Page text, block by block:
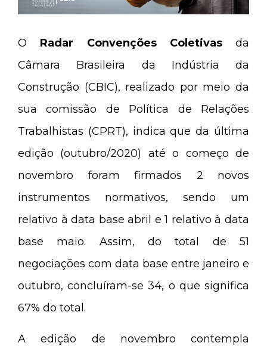
O Radar Convenções Coletivasda
Câmara Brasileira da Indústria da
Construção (CBIC), realizado por meio da
sua comissão de Política de Relações
Trabalhistas (CPRT), indica que da última
edição (outubro/2020) até o começo de
novembro foram firmados 2 novos
instrumentos normativos, sendo um
relativo à data base abril e 1 relativo à data
base maio. Assim, do total de 51
negociações com data base entre janeiro e
outubro, concluíram-se 34, o que significa
67% do total.
A edição de novembro contempla